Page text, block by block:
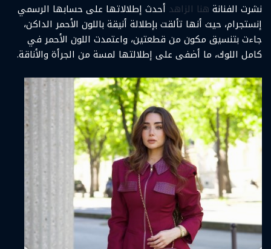
نشرت الفنانة هنا الزاهد أحدث إطلالاتها على حسابها الرسمي
إنستجرام، حيث أنها تألقت بإطلالة أنيقة باللون الأحمر الداكن،
جاءت بتنسيق مكون من قطعتين، واعتمدت اللون الأحمر في
كامل اللوك، ما أضفى على إطلالتها لمسة من الجرأة والأناقة.